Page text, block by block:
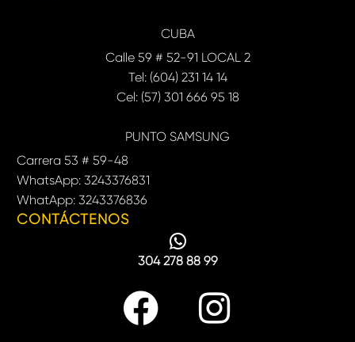
CUBA
Calle 59 # 52-91 LOCAL 2
Tel: (604) 231 14 14
Cel: (57) 301 666 95 18
PUNTO SAMSUNG
Carrera 53 # 59-48
WhatsApp: 3243376831
WhatApp: 3243376836
CONTÁCTENOS
304 278 88 99